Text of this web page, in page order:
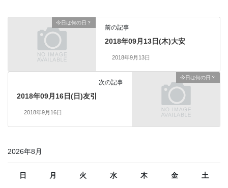
今日は何の日？
前の記事
2018年09月13日(木)大安
2018年9月13日
今日は何の日？
次の記事
2018年09月16日(日)友引
2018年9月16日
2026年8月
日 月 火 水 木 金 土